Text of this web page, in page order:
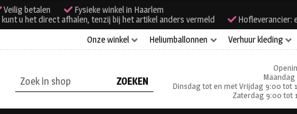
Veilig betalen
Fysieke winkel in Haarlem
u het direct afhalen, tenzij bij het artikel anders vermeld
Hofleverancier:
Onze winkel
Heliumballonnen Verhuur kleding
Zoeken
naar:
Dinsdag tot en met Vrijdag 9:00 tot
Zaterdag 9:00 tot